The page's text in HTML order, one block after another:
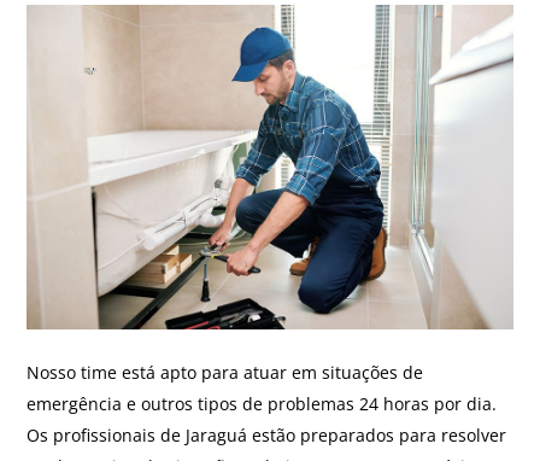
Nosso time está apto para atuar em situações de
emergência e outros tipos de problemas 24 horas por dia.
Os profissionais de Jaraguá estão preparados para resolver